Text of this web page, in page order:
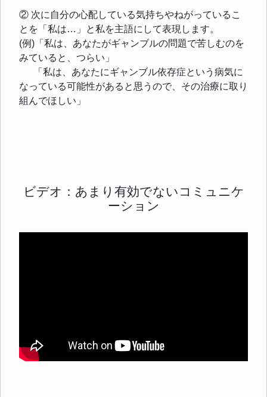
② 次に自分の心配している気持ちやねがっているこ
とを「私は…」と私を主語にして表現します。
(例)「私は、あなたがギャンブルの問題で苦しむのを
みていると、つらい」
「私は、あなたにギャンブル依存症という病気に
なっている可能性があると思うので、その治療に取り
組んでほしい」
ビデオ：あまり有効でないコミュニケ
ーション